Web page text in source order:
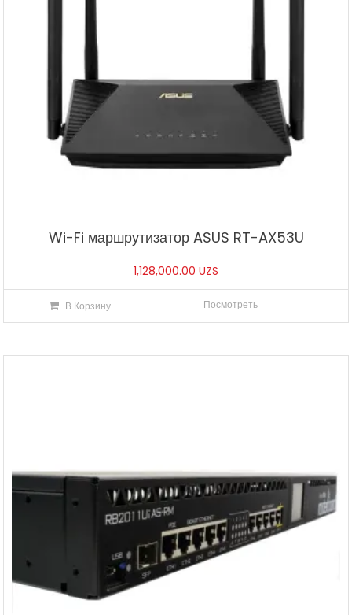
Wi-Fi маршрутизатор ASUS RT-AX53U
1,128,000.00 UZS
В Корзину Посмотреть